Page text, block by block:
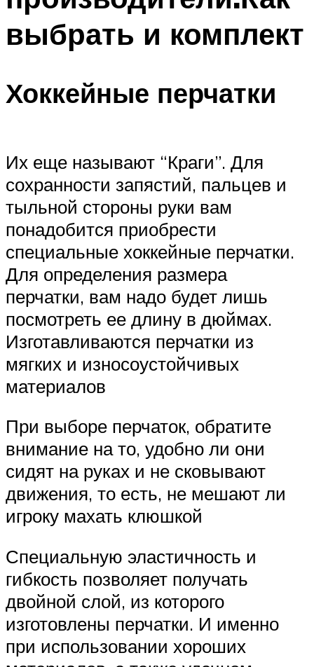
выбрать и комплект
Хоккейные перчатки
Их еще называют “Краги”. Для
сохранности запястий, пальцев и
тыльной стороны руки вам
понадобится приобрести
специальные хоккейные перчатки.
Для определения размера
перчатки, вам надо будет лишь
посмотреть ее длину в дюймах.
Изготавливаются перчатки из
мягких и износоустойчивых
материалов
При выборе перчаток, обратите
внимание на то, удобно ли они
сидят на руках и не сковывают
движения, то есть, не мешают ли
игроку махать клюшкой
Специальную эластичность и
гибкость позволяет получать
двойной слой, из которого
изготовлены перчатки. И именно
при использовании хороших